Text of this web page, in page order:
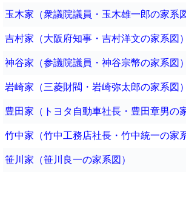
玉木家（衆議院議員・玉木雄一郎の家系図
吉村家（大阪府知事・吉村洋文の家系図）
神谷家（参議院議員・神谷宗幣の家系図）
岩崎家（三菱財閥・岩崎弥太郎の家系図）
豊田家（トヨタ自動車社長・豊田章男の
竹中家（竹中工務店社長・竹中統一の家
笹川家（笹川良一の家系図）